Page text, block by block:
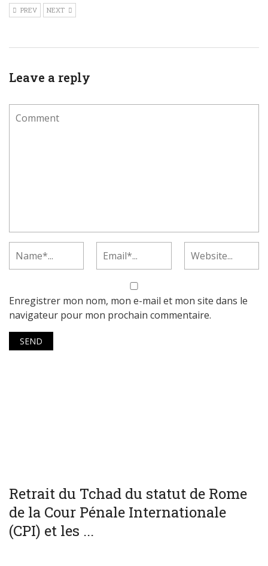
PREV NEXT
Leave a reply
Enregistrer mon nom, mon e-mail et mon site dans le
navigateur pour mon prochain commentaire.
Retrait du Tchad du statut de Rome
de la Cour Pénale Internationale
(CPI) et les ...